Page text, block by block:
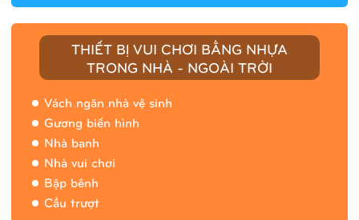
THIẾT BỊ VUI CHƠI BẰNG NHỰA
TRONG NHÀ - NGOÀI TRỜI
Vách ngăn nhà vệ sinh
Gương biến hình
Nhà banh
Nhà vui chơi
Bập bênh
Cầu trượt